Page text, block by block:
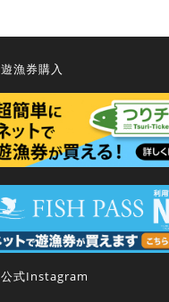
遊漁券購入
公式Instagram